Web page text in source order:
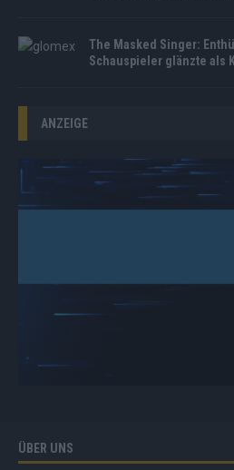
The Masked Singer:
Schauspieler glänzte als
ANZEIGE
ÜBER UNS